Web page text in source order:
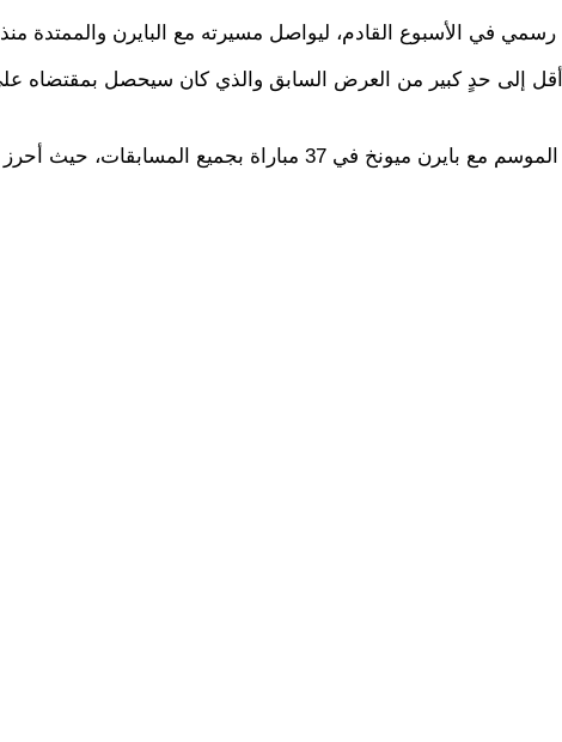
القادم، ليواصل مسيرته مع البايرن والممتدة منذ 2014، حتى صيف 2029.
المسابقات، حيث أحرز هدفًا وحيدًا وقام بصناعة 10 أهداف.